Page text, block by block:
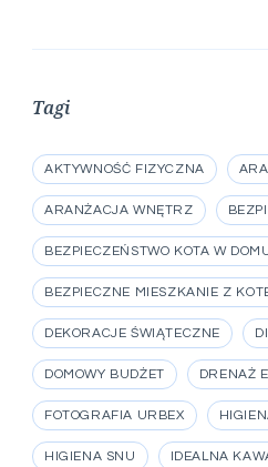
Tagi
AKTYWNOŚĆ FIZYCZNA
ARANŻACJA WNĘTRZ
BEZPIECZEŃSTWO KOTA W
BEZPIECZNE MIESZKANIE Z
DEKORACJE ŚWIĄTECZNE
DOMOWY BUDŻET DRENAŻ
FOTOGRAFIA URBEX
HIGIENA SNU IDEALNA